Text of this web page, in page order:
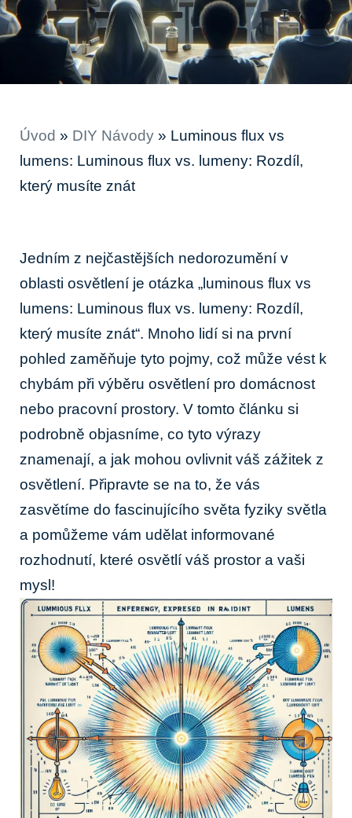
Úvod » DIY Návody » Luminous flux vs
lumens: Luminous flux vs. lumeny: Rozdíl,
který musíte znát
Jedním z nejčastějších nedorozumění v
oblasti osvětlení je otázka „luminous flux vs
lumens: Luminous flux vs. lumeny: Rozdíl,
který musíte znát“. Mnoho lidí si na první
pohled zaměňuje tyto pojmy, což může vést k
chybám při výběru osvětlení pro domácnost
nebo pracovní prostory. V tomto článku si
podrobně objasníme, co tyto výrazy
znamenají, a jak mohou ovlivnit váš zážitek z
osvětlení. Připravte se na to, že vás
zasvětíme do fascinujícího světa fyziky světla
a pomůžeme vám udělat informované
rozhodnutí, které osvětlí váš prostor a vaši
mysl!